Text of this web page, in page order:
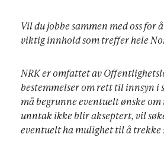
Vil du jobbe sammen med oss for
viktig innhold som treffer hele
NRK er omfattet av
bestemmelser om rett til innsyn i
må begrunne eventuelt ønske
unntak ikke blir akseptert, vil
eventuelt ha mulighet til å trekke